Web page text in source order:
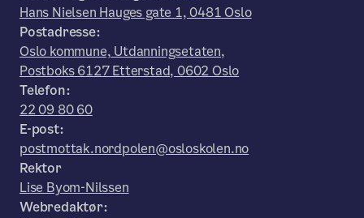
Hans Nielsen Hauges gate 1, 0481 Oslo
Postadresse:
Oslo kommune, Utdanningsetaten,
Postboks 6127 Etterstad, 0602 Oslo
Telefon:
22 09 80 60
E-post:
postmottak.nordpolen@osloskolen.no
Rektor
Lise Byom-Nilssen
Webredaktør: